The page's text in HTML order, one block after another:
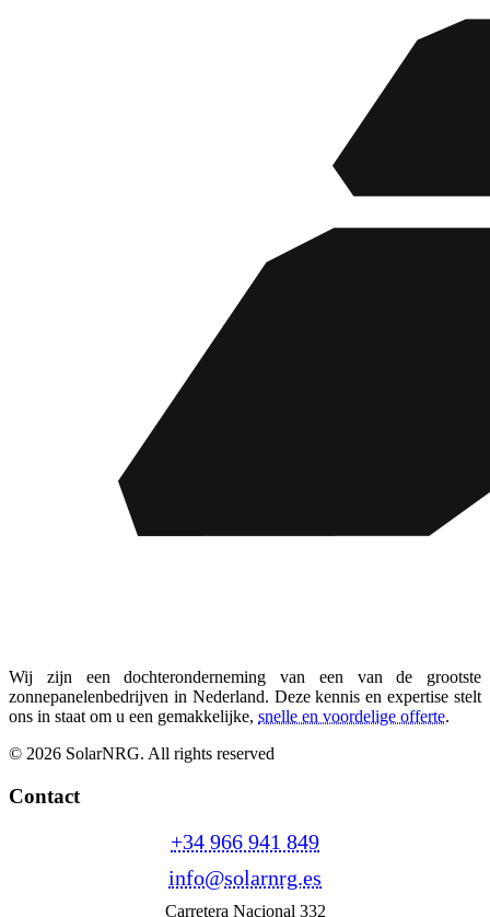
Wij zijn een dochteronderneming van een van de grootste
zonnepanelenbedrijven in Nederland. Deze kennis en expertise stelt
ons in staat om u een gemakkelijke, snelle en voordelige offerte.
© 2026 SolarNRG. All rights reserved
Contact
+34 966 941 849
info@solarnrg.es
Carretera Nacional 332